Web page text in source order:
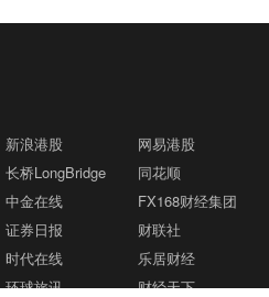
新浪港股 网易港股
长桥LongBridge 同花顺
中金在线 FX168财经集团
证券日报 财联社
时代在线 乐居财经
环球旅讯 财经天下